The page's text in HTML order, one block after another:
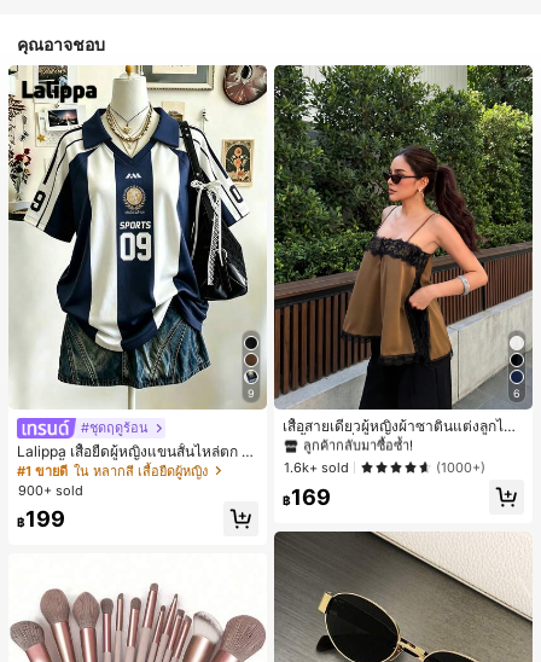
คุณอาจชอบ
9
#ชุดฤดูร้อน
Lalippa เสื้อยืดผู้หญิงแขนสั้นไหล่ตก ค
อวีปกเสื้อ ลายพิมพ์ดิจิทัลลายทาง สไตล์
สปอร์ตแฟชั่นมินิมอล ของขวัญสำหรับเ
พื่อน
#1 ขายดี ใน หลากสี เสื้อยืดผู้หญิง
900+ sold
฿199
6
เสื้อสายเดี่ยวผู้หญิงผ้าซาตินแต่งลูกไม้
- เสื้อสายเดี่ยวฤดูร้อนสีคากีมีรอยผ่าด้า
นข้างที่น่าดึงดูดแบบสบายๆ
#1 ขายดี
ใน สีกากี เสื้อสตรี เสื้อเบลาส์ & Tee
ลูกค้ากลับมาซื้อซ้ำ!
#1 ขายดี
ใน สีกากี เสื้อสตรี เสื้อเบลาส์ & Tee
ลูกค้ากลับมาซื้อซ้ำ!
#1 ขายดี
ใน สีกากี เสื้อสตรี เสื้อเบลาส์ & Tee
ลูกค้ากลับมาซื้อซ้ำ!
#1 ขายดี
ลูกค้ากลับมาซื้อซ้ำ!
1.6k+ sold (1000+)
฿169